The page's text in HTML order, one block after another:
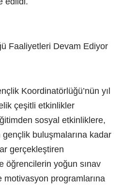
Faaliyetleri Devam Ediyor
Koordinatörlüğü’nün yıl
çeşitli etkinlikler
sosyal etkinliklere,
buluşmalarına kadar
gerçekleştiren
öğrencilerin yoğun sınav
programlarına